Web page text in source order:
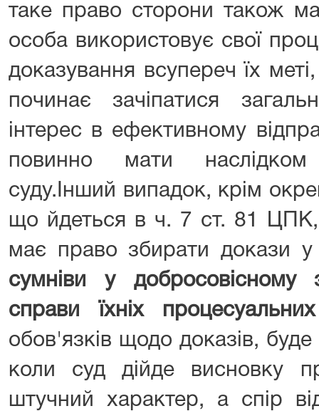
таке право сторони також
особа використовує свої
доказування всупереч їх
починає зачіпатися
інтерес в ефективному
повинно мати наслідком
суду.Інший випадок, крім
що йдеться в ч. 7 ст. 81 ЦПК,
має право збирати докази
сумніви у добросовісному
справи їхніх
обов'язків щодо доказів,
коли суд дійде висновку
штучний характер, а спір